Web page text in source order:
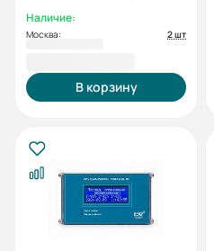
IM1001
Наличие:
Москва: 2 шт
В корзину